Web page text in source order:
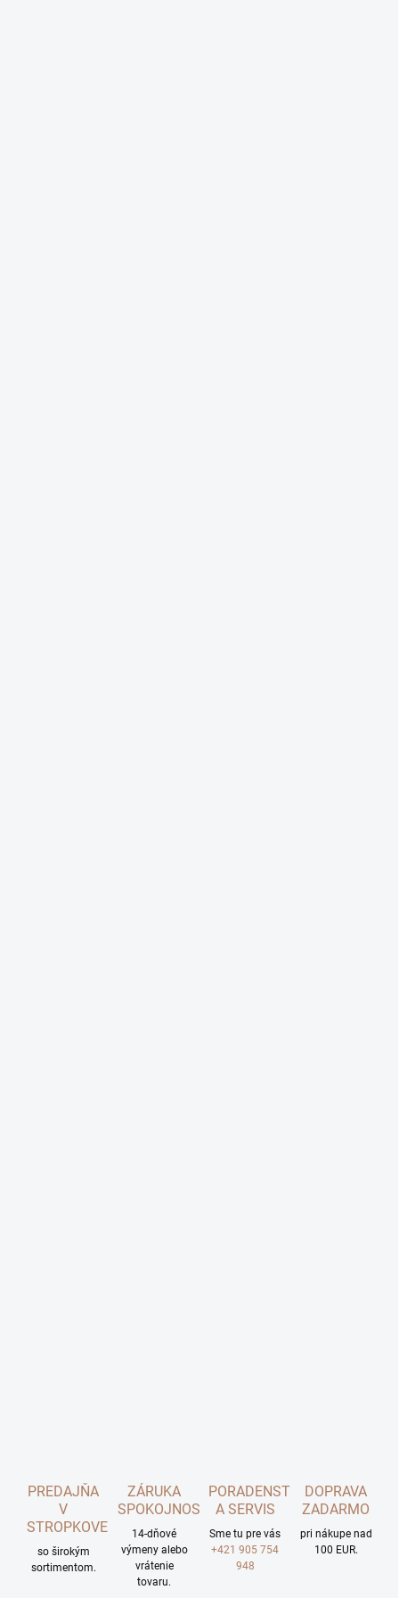
PREDAJŇA
V
STROPKOVE
so širokým
sortimentom.
ZÁRUKA
SPOKOJNOSTI
14-dňové
výmeny alebo
vrátenie
tovaru.
PORADENSTVO
A SERVIS
Sme tu pre vás
+421 905 754
948
DOPRAVA
ZADARMO
pri nákupe nad
100 EUR.